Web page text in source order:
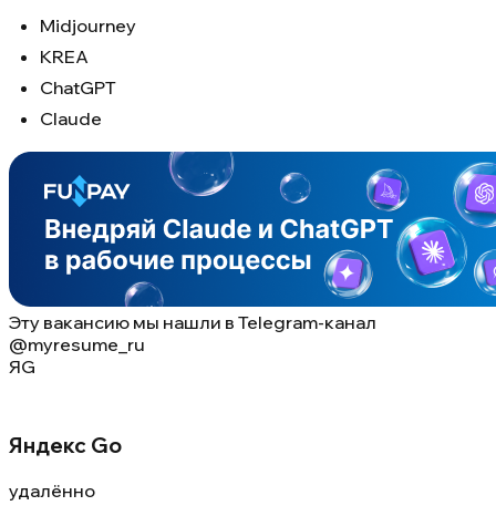
Midjourney
KREA
ChatGPT
Claude
Эту вакансию мы нашли в Telegram-канал
@myresume_ru
ЯG
Яндекс Go
удалённо